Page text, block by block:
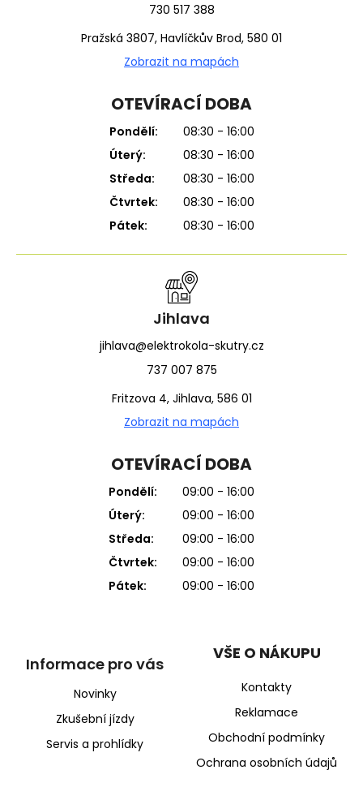
730 517 388
Pražská 3807, Havlíčkův Brod, 580 01
Zobrazit na mapách
OTEVÍRACÍ DOBA
Pondělí:
08:30 - 16:00
Úterý:
08:30 - 16:00
Středa:
08:30 - 16:00
Čtvrtek:
08:30 - 16:00
Pátek:
08:30 - 16:00
Jihlava
jihlava@elektrokola-skutry.cz
737 007 875
Fritzova 4, Jihlava, 586 01
Zobrazit na mapách
OTEVÍRACÍ DOBA
Pondělí:
09:00 - 16:00
Úterý:
09:00 - 16:00
Středa:
09:00 - 16:00
Čtvrtek:
09:00 - 16:00
Pátek:
09:00 - 16:00
Informace pro vás
Novinky
Zkušební jízdy
Servis a prohlídky
VŠE O NÁKUPU
Kontakty
Reklamace
Obchodní podmínky
Ochrana osobních údajů